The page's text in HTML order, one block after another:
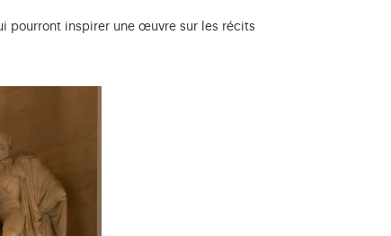
pourront inspirer une œuvre sur les récits